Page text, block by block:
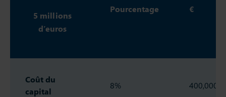
5 millions
d’euros
Pourcentage €
Coût du
capital
8% 400,000€